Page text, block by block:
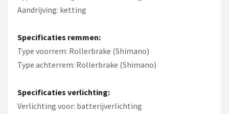
Aandrijving: ketting
Specificaties remmen:
Type voorrem: Rollerbrake (Shimano)
Type achterrem: Rollerbrake (Shimano)
Specificaties verlichting:
Verlichting voor: batterijverlichting